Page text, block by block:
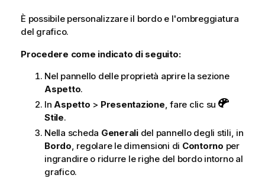
È possibile personalizzare il bordo e l'ombreggiatura
del grafico.
Procedere come indicato di seguito:
Nel pannello delle proprietà aprire la sezione
Aspetto.
InAspetto > Presentazione, fare clic su
Stile.
Nella scheda Generalidel pannello degli stili, in
Bordo, regolare le dimensioni di Contorno per
ingrandire o ridurre le righe del bordo intorno al
grafico.